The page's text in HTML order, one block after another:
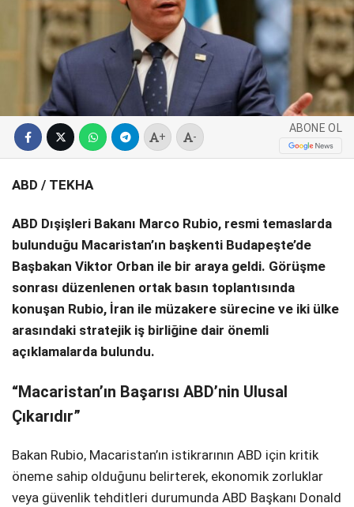
WhatsApp İhbar
Hattı
Instagram
SPOR
SERVISLER
+ -
ABONE OL
ABD / TEKHA
ABD Dışişleri Bakanı Marco Rubio, resmi temaslarda
bulunduğu Macaristan’ın başkenti Budapeşte’de
Başbakan Viktor Orban ile bir araya geldi. Görüşme
sonrası düzenlenen ortak basın toplantısında
konuşan Rubio, İran ile müzakere sürecine ve iki ülke
arasındaki stratejik iş birliğine dair önemli
açıklamalarda bulundu.
“Macaristan’ın Başarısı ABD’nin Ulusal
Çıkarıdır”
Bakan Rubio, Macaristan’ın istikrarının ABD için kritik
öneme sahip olduğunu belirterek, ekonomik zorluklar
veya güvenlik tehditleri durumunda ABD Başkanı Donald